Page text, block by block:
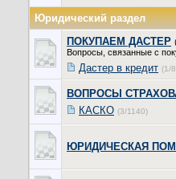
Юридический раздел
ПОКУПАЕМ ДАСТЕР
Вопросы, связанные с
Дастер в кредит (1/
ВОПРОСЫ
КАСКО (3/1140)
ЮРИДИЧЕСКАЯ